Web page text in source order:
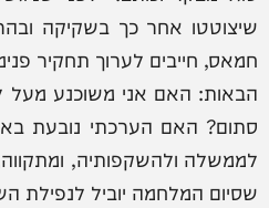
שיצוטטו אחר כך בשקיקה
חמאס, חייבים לערוך תחקיר
הבאות: האם אני משוכנע
סתום? האם הערכתי נובעת
לממשלה ולהשקפותיה,
שסיום המלחמה יוביל לנפילת